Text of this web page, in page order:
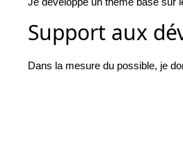
Support aux
Dans la mesure du possible, je